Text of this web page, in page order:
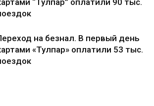
на безнал. В первый день
«Тулпар» оплатили 53 тыс.